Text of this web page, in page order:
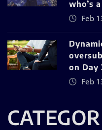
who’s
Feb
on Day
Feb